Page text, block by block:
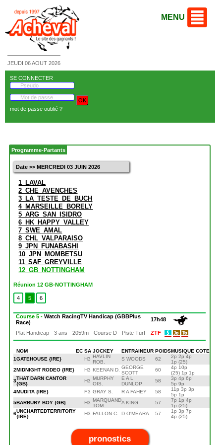
JEUDI 06 AOUT 2026
MENU
SE CONNECTER
mot de passe oublié ?
Programme-Partants
Date >> MERCREDI 03 JUIN 2026
1_LAVAL
2_CHE_AVENCHES
3_LA_TESTE_DE_BUCH
4_MARSEILLE_BORELY
5_ARG_SAN_ISIDRO
6_HK_HAPPY_VALLEY
7_SWE_AMAL
8_CHL_VALPARAISO
9_JPN_FUNABASHI
10_JPN_MOMBETSU
11_SAF_GREYVILLE
12_GB_NOTTINGHAM
Réunion 12 GB-NOTTINGHAM
4 5 6
Course 5 -Watch RacingTV Handicap (GBBPlus
Race)
17h48
Plat Handicap - 3 ans - 2059m - Course D - Piste Turf ZTF
NOM ECSAJOCKEY ENTRAINEURPOIDSMUSIQUECOTE
1GATEHOUSE {IRE} H3 HAVLIN
ROB.
S WOODS 62
2p 2p 4p
1p (25)
2MIDNIGHT RODEO {IRE} H3 KEENAN D. GEORGE
SCOTT
60
4p 10p
(25) 1p 1p
3THAT DARN CANTOR
{GB}
H3 MURPHY
OIS.
E A L
DUNLOP
58
3p 4p 6p
5p 9p
4MUDITA {IRE} F3 GRAY S. R A FAHEY 58
11p 3p 3p
5p 1p
5BARBURY BOY {GB} H3 MARQUAND
TOM
A KING 57
7p 1p 4p
1p (25)
6UNCHARTEDTERRITORY
{IRE}
H3 FALLON C. D O'MEARA 57
1p 3p 7p
4p (25)
pronostics